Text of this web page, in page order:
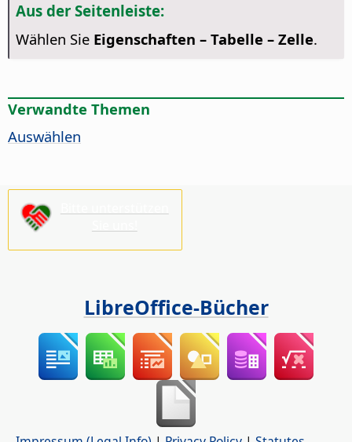
Aus der Seitenleiste:
Wählen Sie Eigenschaften – Tabelle – Zelle.
Verwandte Themen
Auswählen
LibreOffice-Bücher